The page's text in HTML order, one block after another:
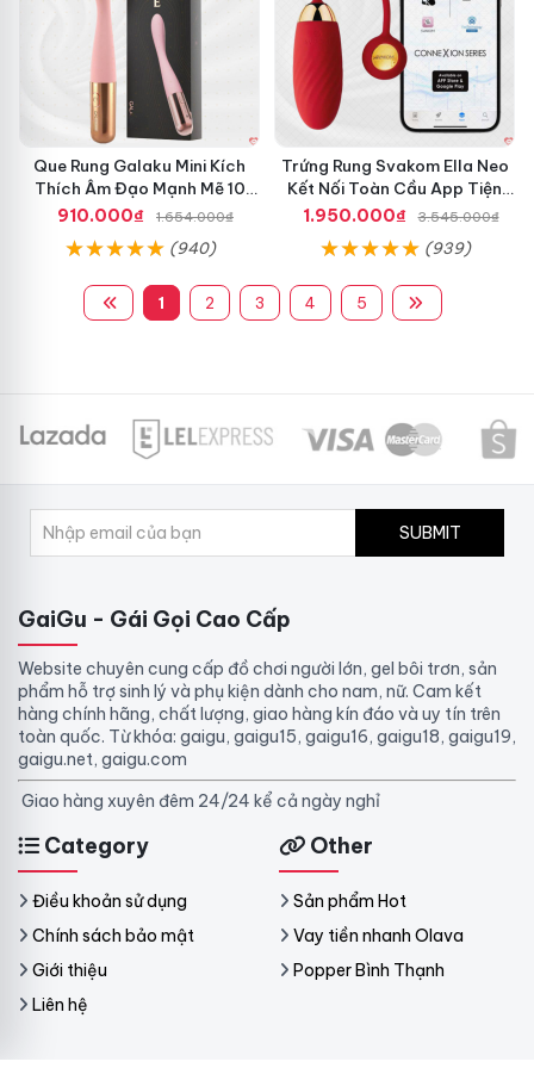
Que Rung Galaku Mini Kích
Thích Âm Đạo Mạnh Mẽ 10
Chế Độ
910.000₫ 1.654.000₫
(940)
Trứng Rung Svakom Ella Neo
Kết Nối Toàn Cầu App Tiện
Lợi
1.950.000₫ 3.545.000₫
(939)
1 2 3 4 5
SUBMIT
GaiGu - Gái Gọi Cao Cấp
Website chuyên cung cấp đồ chơi người lớn, gel bôi trơn, sản
phẩm hỗ trợ sinh lý và phụ kiện dành cho nam, nữ. Cam kết
hàng chính hãng, chất lượng, giao hàng kín đáo và uy tín trên
toàn quốc. Từ khóa: gaigu, gaigu15, gaigu16, gaigu18, gaigu19,
gaigu.net, gaigu.com
Giao hàng xuyên đêm 24/24 kể cả ngày nghỉ
Category
Điều khoản sử dụng
Chính sách bảo mật
Giới thiệu
Liên hệ
Other
Sản phẩm Hot
Vay tiền nhanh Olava
Popper Bình Thạnh